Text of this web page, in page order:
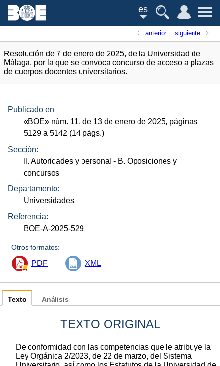
es
anterior siguiente
Resolución de 7 de enero de 2025, de la Universidad de
Málaga, por la que se convoca concurso de acceso a plazas
de cuerpos docentes universitarios.
Publicado en:
«BOE» núm. 11, de 13 de enero de 2025, páginas
5129 a 5142 (14 págs.)
Sección:
II. Autoridades y personal - B. Oposiciones y
concursos
Departamento:
Universidades
Referencia:
BOE-A-2025-529
Otros formatos:
PDF XML
Texto
TEXTO ORIGINAL
De conformidad con las competencias que le atribuye la
Ley Orgánica 2/2023, de 22 de marzo, del Sistema
Análisis